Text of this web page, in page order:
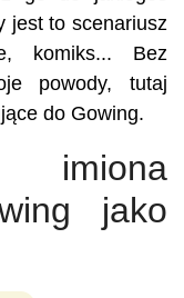
jest to scenariusz
komiks... Bez
powody, tutaj
do Gowing.
imiona
jako